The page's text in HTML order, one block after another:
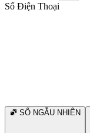
Số Điện Thoại
SỐ NGẪU NHIÊN